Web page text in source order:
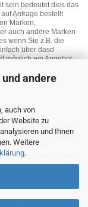
andere
auch von
Website zu
und Ihnen
Weitere
.
sein bedeutet dies das
Anfrage bestellt
Marken,
auch andere Marken
wenn Sie z.B. die
über dasd
möglich ein Angebot
? Wir kaufen
Ersatzteile an. Bieten
an. Wir
akzeptable Lösung